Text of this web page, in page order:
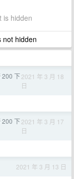
is hidden
hidden
200 下2021 年 3 月 18
日
200 下2021 年 3 月 17
日
2021 年 3 月 13 日